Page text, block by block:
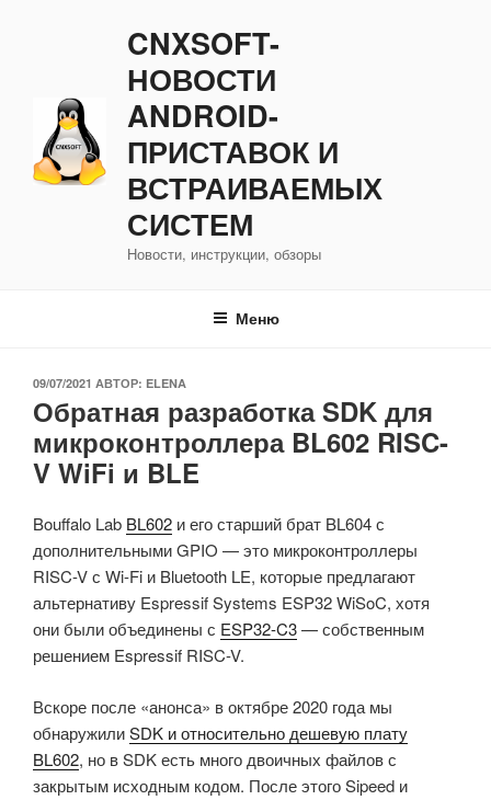
CNXSOFT-
НОВОСТИ
ANDROID-
ПРИСТАВОК И
ВСТРАИВАЕМЫХ
СИСТЕМ
Новости, инструкции, обзоры
Меню
ОПУБЛИКОВАНО
09/07/2021 АВТОР: ELENA
Обратная разработка SDK для
микроконтроллера BL602 RISC-
V WiFi и BLE
Bouffalo Lab BL602 и его старший брат BL604 с
дополнительными GPIO — это микроконтроллеры
RISC-V с Wi-Fi и Bluetooth LE, которые предлагают
альтернативу Espressif Systems ESP32 WiSoC, хотя
они были объединены с ESP32-C3— собственным
решением Espressif RISC-V.
Вскоре после «анонса» в октябре 2020 года мы
обнаружилиSDK и относительно дешевую плату
BL602, но в SDK есть много двоичных файлов с
закрытым исходным кодом. После этого Sipeed и